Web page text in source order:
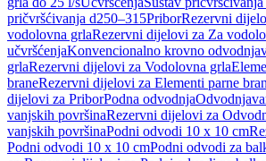
pričvršćivanja d250–315PriborRezervni
vodolovna grlaRezervni dijelovi za Za
učvršćenjaKonvencionalno krovno
grlaRezervni dijelovi za Vodolovna grla
braneRezervni dijelovi za Elementi parne
dijelovi za PriborPodna odvodnja
vanjskih površinaRezervni dijelovi za
vanjskih površinaPodni odvodi 10 x 10 cm
Podni odvodi 10 x 10 cmPodni odvodi za